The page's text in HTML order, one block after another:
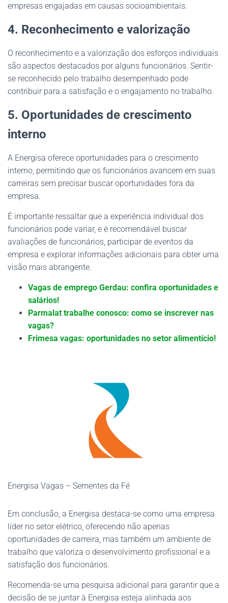
empresas engajadas em causas socioambientais.
4. Reconhecimento e valorização
O reconhecimento e a valorização dos esforços individuais
são aspectos destacados por alguns funcionários. Sentir-
se reconhecido pelo trabalho desempenhado pode
contribuir para a satisfação e o engajamento no trabalho.
5. Oportunidades de crescimento
interno
A Energisa oferece oportunidades para o crescimento
interno, permitindo que os funcionários avancem em suas
carreiras sem precisar buscar oportunidades fora da
empresa.
É importante ressaltar que a experiência individual dos
funcionários pode variar, e é recomendável buscar
avaliações de funcionários, participar de eventos da
empresa e explorar informações adicionais para obter uma
visão mais abrangente.
Vagas de emprego Gerdau: confira oportunidades e
salários!
Parmalat trabalhe conosco: como se inscrever nas
vagas?
Frimesa vagas: oportunidades no setor alimentício!
Energisa Vagas – Sementes da Fé
Em conclusão, a Energisa destaca-se como uma empresa
líder no setor elétrico, oferecendo não apenas
oportunidades de carreira, mas também um ambiente de
trabalho que valoriza o desenvolvimento profissional e a
satisfação dos funcionários.
Recomenda-se uma pesquisa adicional para garantir que a
decisão de se juntar à Energisa esteja alinhada aos